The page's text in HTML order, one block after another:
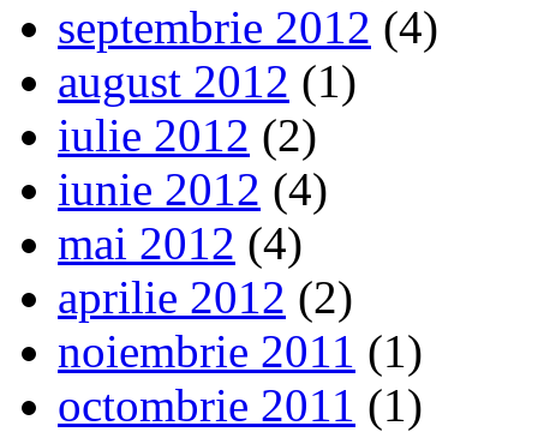
septembrie 2012 (4)
august 2012 (1)
iulie 2012 (2)
iunie 2012 (4)
mai 2012 (4)
aprilie 2012 (2)
noiembrie 2011 (1)
octombrie 2011 (1)